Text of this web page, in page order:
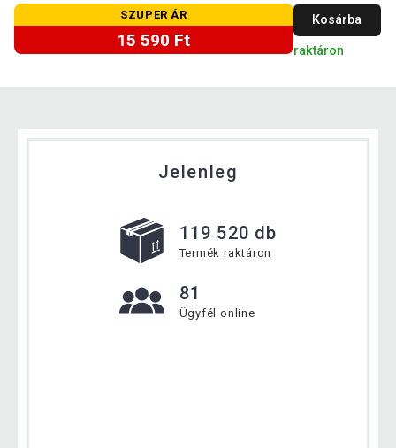
SZUPER ÁR
15 590 Ft
Kosárba
raktáron
Jelenleg
119 520 db
Termék raktáron
81
Ügyfél online